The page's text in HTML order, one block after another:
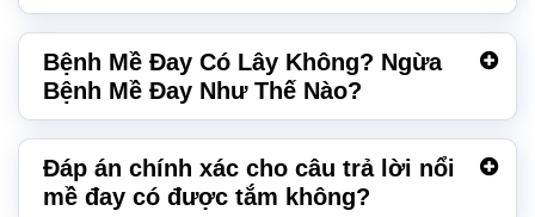
Bệnh Mề Đay Có Lây Không? Ngừa
Bệnh Mề Đay Như Thế Nào?
Đáp án chính xác cho câu trả lời nổi
mề đay có được tắm không?